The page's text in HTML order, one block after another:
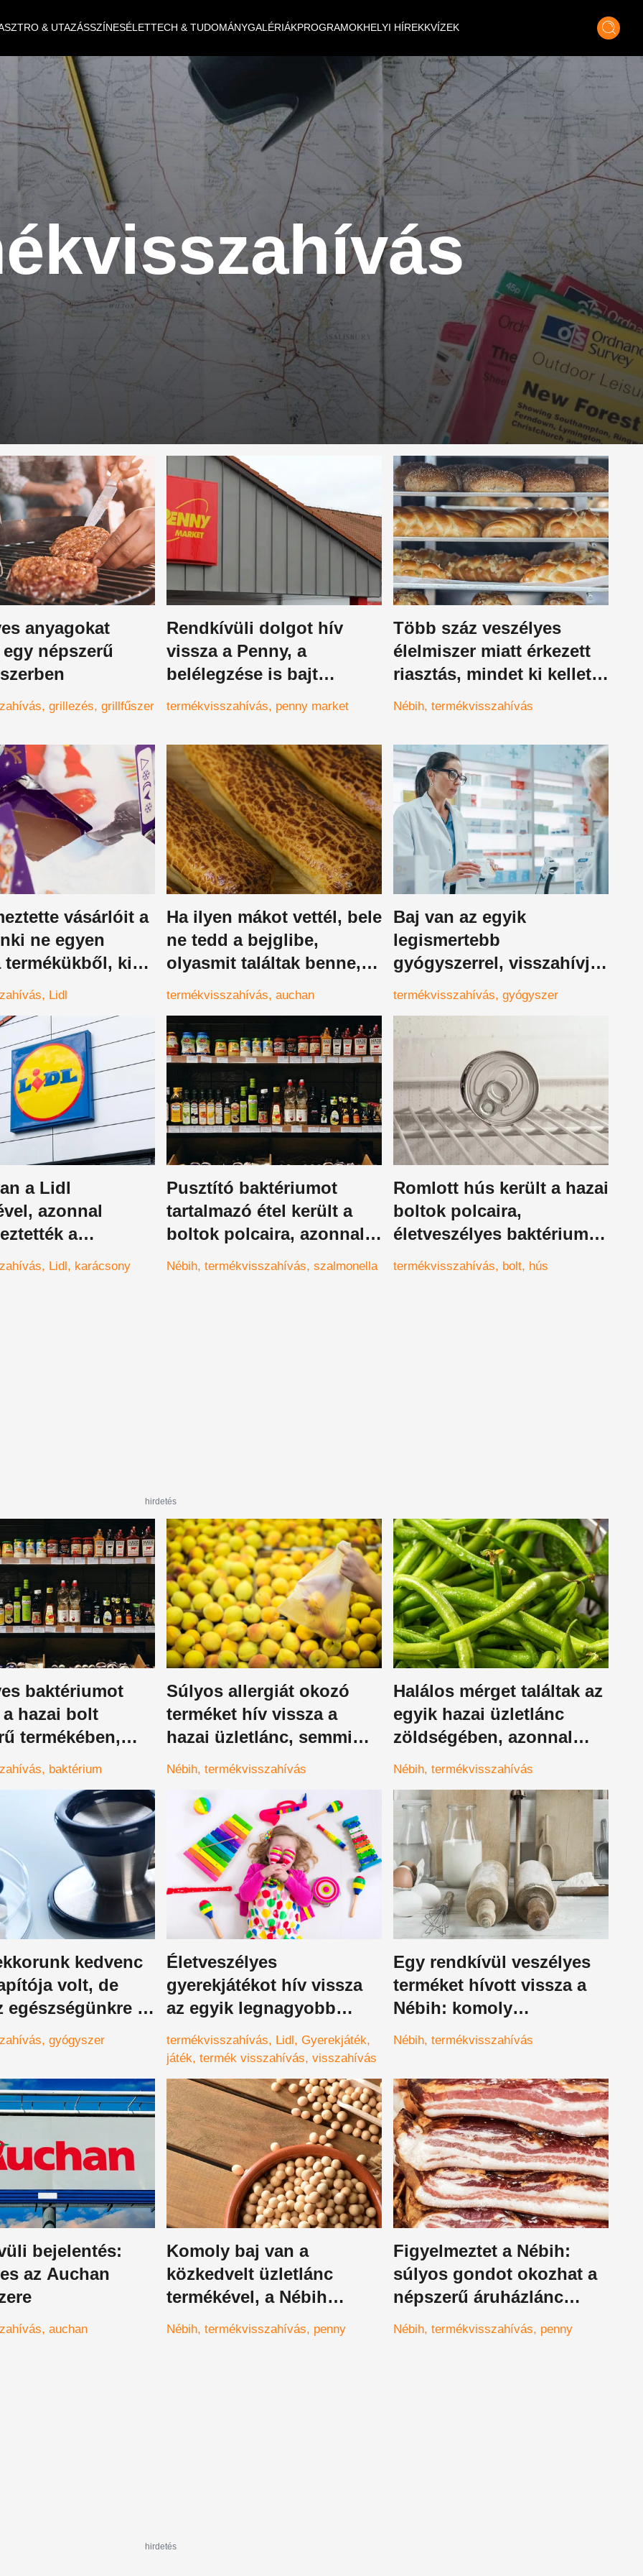
& UTAZÁSSZÍNESÉLETTECH & TUDOMÁNYGALÉRIÁKPROGRAMOKHELYI HÍREKKVÍZEK
anyagokat
népszerű
grillezés grillfűszer
Rendkívüli dolgot hív
vissza a Penny, a
belélegzése is bajt
okozhat
termékvisszahívás penny market
Több száz veszélyes
élelmiszer miatt érkezett
riasztás, mindet ki kellett
vonni a forgalomból
Nébih termékvisszahívás
vásárlóit a
ne egyen
termékükből, ki
aLidl
Ha ilyen mákot vettél, bele
ne tedd a bejglibe,
olyasmit találtak benne,
hogy azonnal
termékvisszahívás auchan
Baj van az egyik
legismertebb
gyógyszerrel, visszahívják
a patikákból
termékvisszahívás gyógyszer
a Lidl
azonnal
a
Lidl karácsony
Pusztító baktériumot
tartalmazó étel került a
boltok polcaira, azonnal
vidd vissza, ha ilyet vettél
Nébih termékvisszahívás szalmonella
Romlott hús került a hazai
boltok polcaira,
életveszélyes baktériumok
terjedhetnek el benne,
termékvisszahívás bolt hús
hirdetés
baktériumot
hazai bolt
termékében,
hasonló
baktérium
Súlyos allergiát okozó
terméket hív vissza a
hazai üzletlánc, semmi
esetben ne fogyasszuk el,
Nébih termékvisszahívás
Halálos mérget találtak az
egyik hazai üzletlánc
zöldségében, azonnal
vidd vissza, ha vettél
Nébih termékvisszahívás
kedvenc
volt, de
egészségünkre is
lehet, szabadulj
mihamarabb
gyógyszer
Életveszélyes
gyerekjátékot hív vissza
az egyik legnagyobb
magyarországi üzletlánc,
karácsonyi ajándéknak
szánt termékkel van
probléma
termékvisszahívás Lidl Gyerekjáték
játék termék visszahívás visszahívás
Egy rendkívül veszélyes
terméket hívott vissza a
Nébih: komoly
egészségügyi kockázata
vissza azonnal a boltba
Nébih termékvisszahívás
bejelentés:
az Auchan
auchan
Komoly baj van a
közkedvelt üzletlánc
termékével, a Nébih
figyelmezteti a vásárlókat
Nébih termékvisszahívás penny
Figyelmeztet a Nébih:
súlyos gondot okozhat a
népszerű áruházlánc
terméke, ez mindenkit
Nébih termékvisszahívás penny
hirdetés